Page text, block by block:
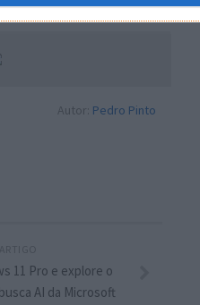
Autor: Pedro Pinto
11 Pro e explore o
AI da Microsoft